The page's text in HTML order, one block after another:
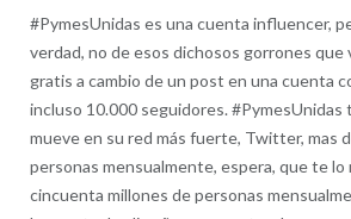
#PymesUnidas es una cuenta influencer,
verdad, no de esos dichosos gorrones que
gratis a cambio de un post en una cuenta
incluso 10.000 seguidores.
mueve en su red más fuerte, Twitter, mas
personas mensualmente, espera, que te
cincuenta millones de personas